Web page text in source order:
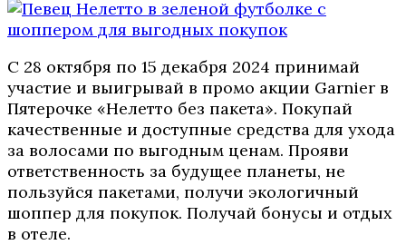
С 28 октября по 15 декабря 2024 принимай
участие и выигрывай в промо акции Garnier в
Пятерочке «Нелетто без пакета». Покупай
качественные и доступные средства для ухода
за волосами по выгодным ценам. Прояви
ответственность за будущее планеты, не
пользуйся пакетами, получи экологичный
шоппер для покупок. Получай бонусы и отдых
в отеле.